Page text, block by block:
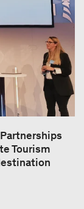
Tourism